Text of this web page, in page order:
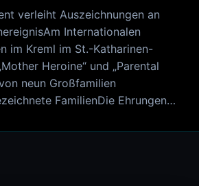
verleiht Auszeichnungen an
Internationalen
im Kreml im St.-Katharinen-
Heroine“ und „Parental
neun Großfamilien
FamilienDie Ehrungen…